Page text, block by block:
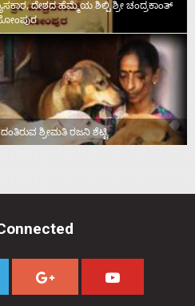
ದೇಶದ ಹೆಮ್ಮೆಯ ಶಿಲ್ಪಿ ಶ್ರೀ ಚಂದ್ರಕಾಂತ್‌
ಶ್ರೀಮತಿ ರಜನಿ ಶೆಟ್ಟಿ